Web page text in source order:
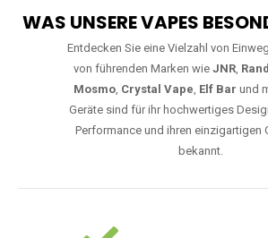
WAS UNSERE VAPES
Entdecken Sie eine Vielzahl von
von führenden Marken wie JNR
Mosmo, Crystal Vape Elf Bar und
Geräte sind für ihr hochwertiges
Performance und ihren einzigartigen
bekannt.